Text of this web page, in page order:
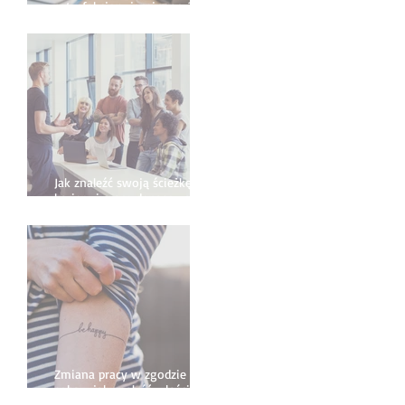
satysfakcjonującej pracy?
- przewodnik krok po kroku
Jak znaleźć swoją ścieżkę
kariery i pracę dopasowaną
Zmiana pracy w zgodzie ze
sobą - jak znaleźć właściwą